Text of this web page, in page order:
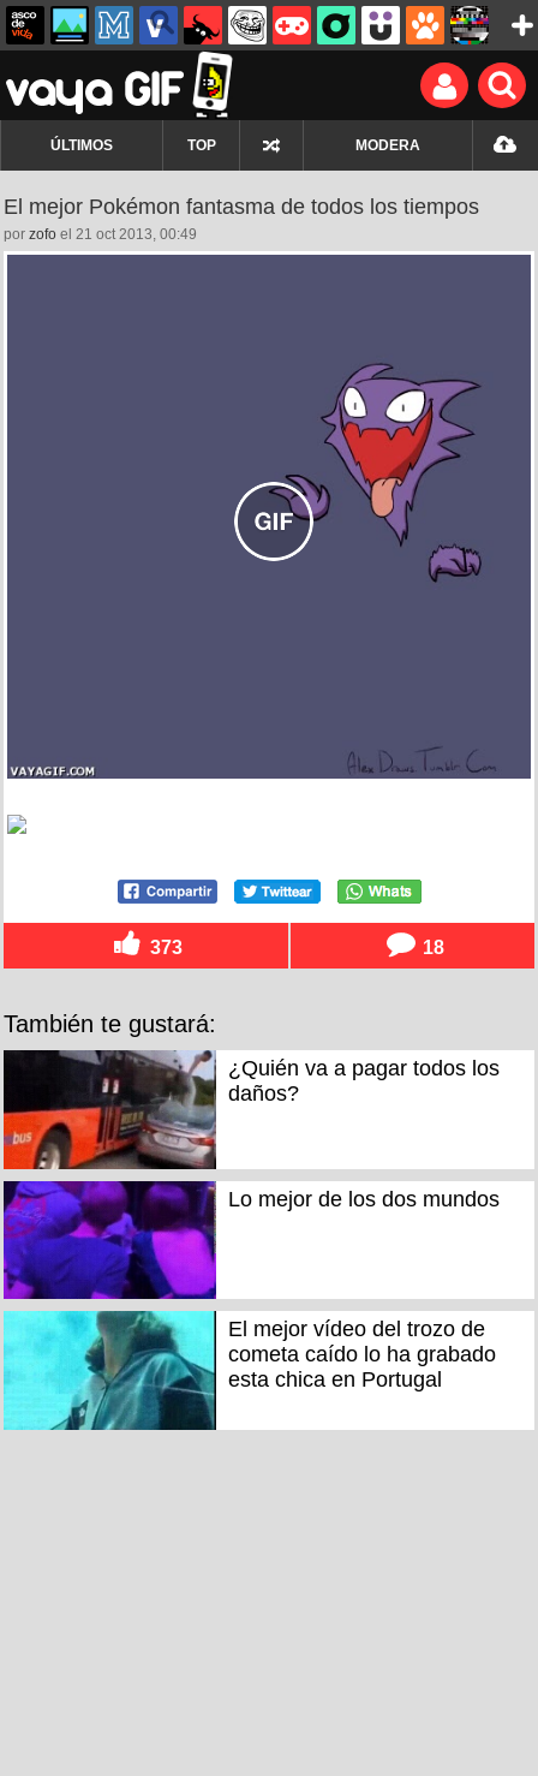
ÚLTIMOS TOP MODERA
El mejor Pokémon fantasma de todos los tiempos
por zofo el 21 oct 2013, 00:49
373 18
También te gustará:
¿Quién va a pagar todos los
daños?
Lo mejor de los dos mundos
El mejor vídeo del trozo de
cometa caído lo ha grabado
esta chica en Portugal